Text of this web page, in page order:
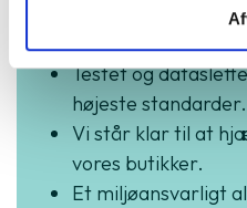
Vurderet som
Produkter i høj
Testet og
højeste standarder.
Vi står klar til at
vores butikker.
Et miljøansvarligt